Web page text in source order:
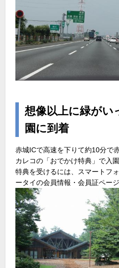
想像以上に緑がい
園に到着
赤城ICで高速を下りて約10分で
カレコの「おでかけ特典」で入
特典を受けるには、スマートフ
ータイの会員情報・会員証ペー